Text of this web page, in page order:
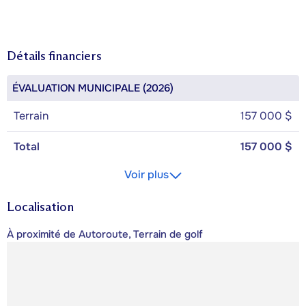
Détails financiers
ÉVALUATION MUNICIPALE (2026)
Terrain 157 000 $
Total
157 000 $
Voir plus
Localisation
À proximité de Autoroute, Terrain de golf